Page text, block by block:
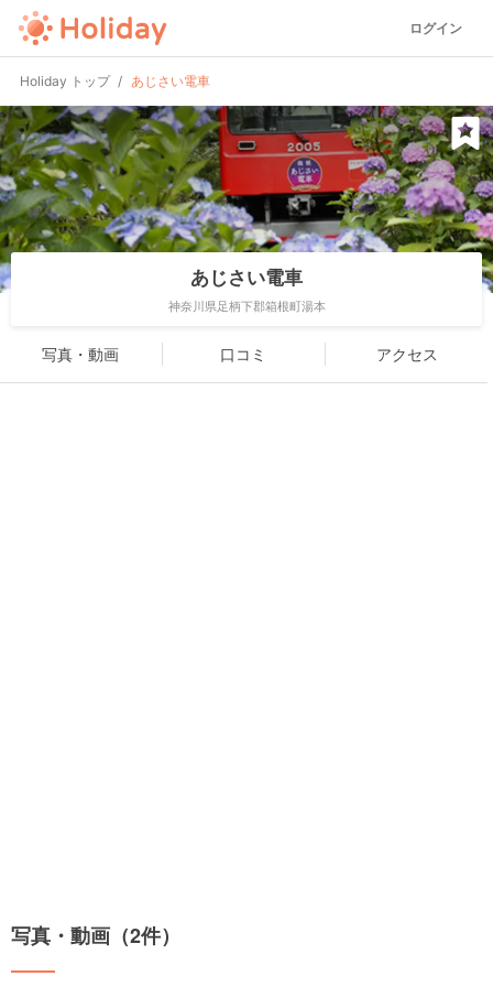
ログイン
Holiday トップ あじさい電車
あじさい電車
神奈川県足柄下郡箱根町湯本
写真・動画 口コミ アクセス
写真・動画（2件）